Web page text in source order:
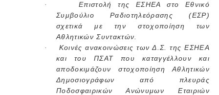
·
Επιστολή της ΕΣΗΕΑ στο Εθνικό
Συμβούλιο Ραδιοτηλεόρασης (ΕΣΡ)
σχετικά με την στοχοποίηση των
Αθλητικών Συντακτών.
·
Κοινές ανακοινώσεις των Δ.Σ. της ΕΣΗΕΑ
και του ΠΣΑΤ που καταγγέλλουν και
αποδοκιμάζουν στοχοποίηση Αθλητικών
Δημοσιογράφων από πλευράς
Ποδοσφαιρικών Ανώνυμων Εταιριών